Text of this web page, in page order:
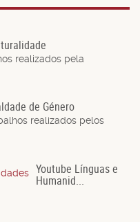
realizados pela
de Género
realizados pelos
Youtube Línguas e
Humanid...